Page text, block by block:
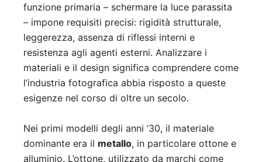
funzione primaria – schermare la luce parassita
– impone requisiti precisi: rigidità strutturale,
leggerezza, assenza di riflessi interni e
resistenza agli agenti esterni. Analizzare i
materiali e il design significa comprendere come
l’industria fotografica abbia risposto a queste
esigenze nel corso di oltre un secolo.
Nei primi modelli degli anni ’30, il materiale
dominante era il metallo, in particolare ottone e
alluminio. L’ottone, utilizzato da marchi come